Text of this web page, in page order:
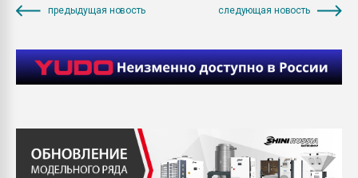
предыдущая новость следующая новость